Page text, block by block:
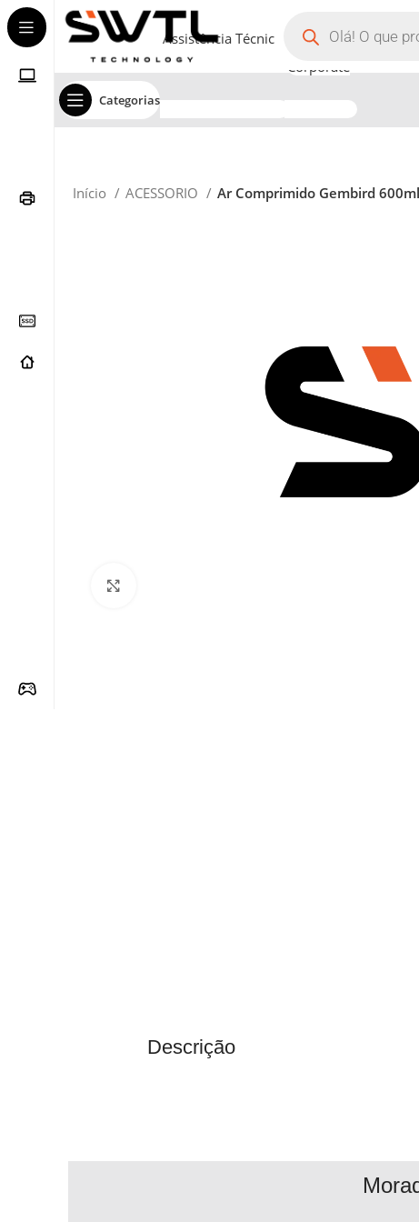
Categorias
Assistência Técnica
Corporate
Início ACESSORIO Ar Comprimido Gembird 600ml
Descrição